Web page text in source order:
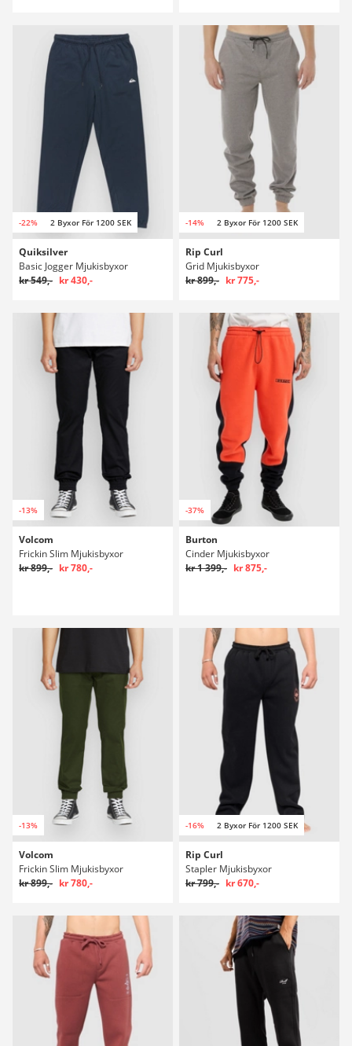
-22% 2 Byxor För 1200 SEK
Quiksilver
Basic Jogger Mjukisbyxor
kr 549,- kr 430,-
-14% 2 Byxor För 1200 SEK
Rip Curl
Grid Mjukisbyxor
kr 899,- kr 775,-
-13%
Volcom
Frickin Slim Mjukisbyxor
kr 899,- kr 780,-
-37%
Burton
Cinder Mjukisbyxor
kr 1 399,- kr 875,-
-13%
Volcom
Frickin Slim Mjukisbyxor
kr 899,- kr 780,-
-16% 2 Byxor För 1200 SEK
Rip Curl
Stapler Mjukisbyxor
kr 799,- kr 670,-